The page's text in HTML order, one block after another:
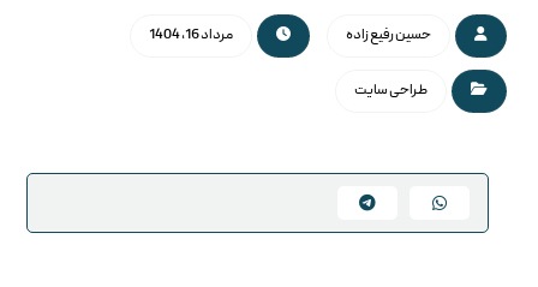
حسین رفیع زاده مرداد 16, 1404
طراحی سایت